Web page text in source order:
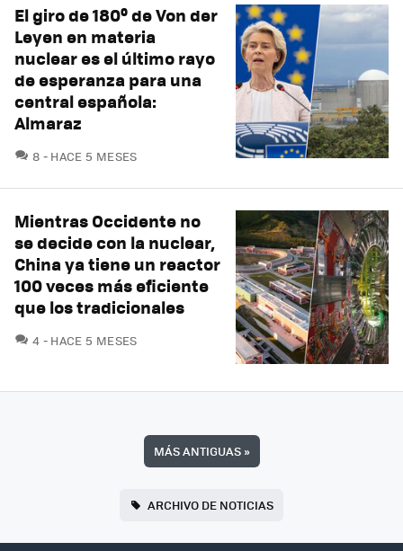
El giro de 180º de Von der
Leyen en materia
nuclear es el último rayo
de esperanza para una
central española:
Almaraz
8 COMENTARIOS
HACE 5 MESES
Mientras Occidente no
se decide con la nuclear,
China ya tiene un reactor
100 veces más eficiente
que los tradicionales
4 COMENTARIOS
HACE 5 MESES
MÁS ANTIGUAS»
ARCHIVO DE NOTICIAS